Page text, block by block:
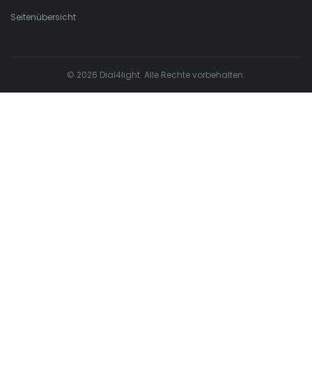
Seitenübersicht
© 2026 Dial4light. Alle Rechte vorbehalten.